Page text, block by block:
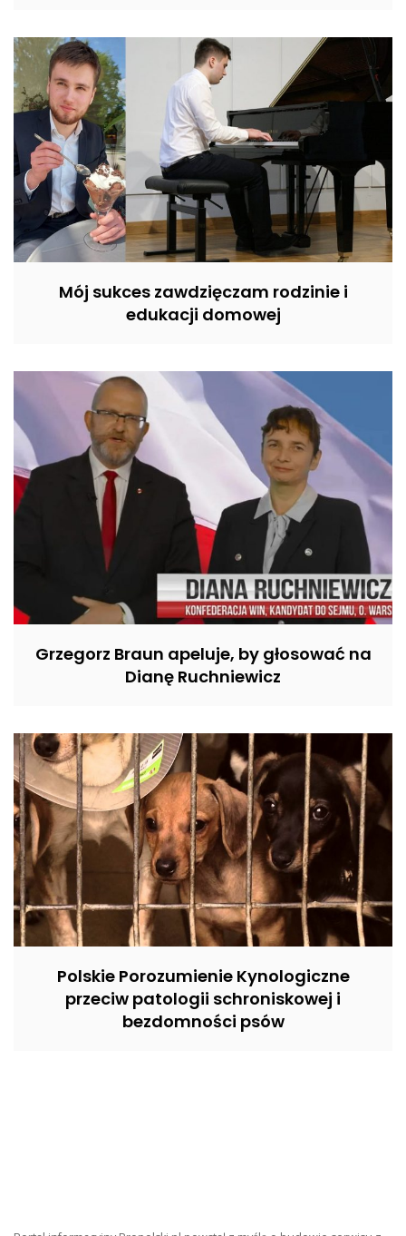
Mój sukces zawdzięczam rodzinie i
edukacji domowej
Grzegorz Braun apeluje, by głosować na
Dianę Ruchniewicz
Polskie Porozumienie Kynologiczne
przeciw patologii schroniskowej i
bezdomności psów